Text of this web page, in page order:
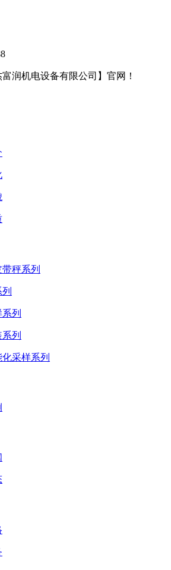
润机电设备有限公司】官网！
秤系列
列
列
采样系列